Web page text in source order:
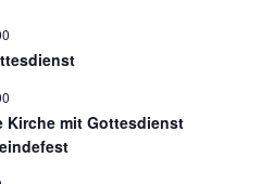
Kirche mit Gottesdienst